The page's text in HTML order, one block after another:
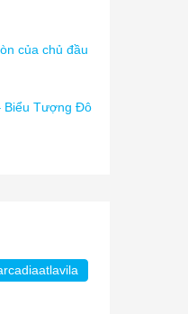
của chủ đầu
Biểu Tượng Đô